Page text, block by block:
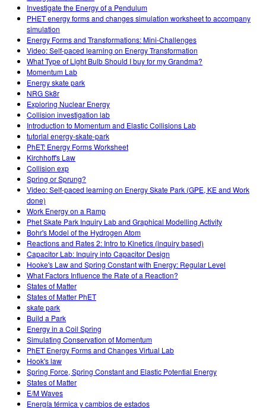
Investigate the Energy of a Pendulum
PHET energy forms and changes simulation worksheet to accompany
simulation
Energy Forms and Transformations: Mini-Challenges
Video: Self-paced learning on Energy Transformation
What Type of Light Bulb Should I buy for my Grandma?
Momentum Lab
Energy skate park
NRG Sk8r
Exploring Nuclear Energy
Collision investigation lab
Introduction to Momentum and Elastic Collisions Lab
tutorial energy-skate-park
PhET: Energy Forms Worksheet
Kirchhoff's Law
Collision exp
Spring or Sprung?
Video: Self-paced learning on Energy Skate Park (GPE, KE and Work
done)
Work Energy on a Ramp
Phet Skate Park Inquiry Lab and Graphical Modelling Activity
Bohr's Model of the Hydrogen Atom
Reactions and Rates 2: Intro to Kinetics (inquiry based)
Capacitor Lab: Inquiry into Capacitor Design
Hooke's Law and Spring Constant with Energy: Regular Level
What Factors Influence the Rate of a Reaction?
States of Matter
States of Matter PhET
skate park
Build a Park
Energy in a Coil Spring
Simulating Conservation of Momentum
PhET Energy Forms and Changes Virtual Lab
Hook's law
Spring Force, Spring Constant and Elastic Potential Energy
States of Matter
E/M Waves
Energía térmica y cambios de estados